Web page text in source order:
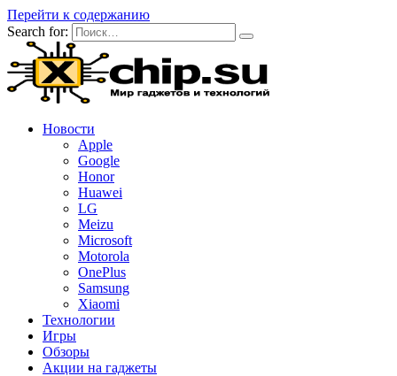
Перейти к содержанию
Search for:
Новости
Apple
Google
Honor
Huawei
LG
Meizu
Microsoft
Motorola
OnePlus
Samsung
Xiaomi
Технологии
Игры
Обзоры
Акции на гаджеты